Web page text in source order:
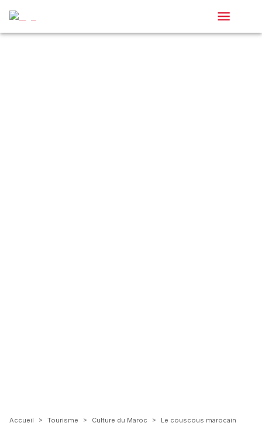
Accueil > Tourisme > Culture du Maroc > Le couscous marocain